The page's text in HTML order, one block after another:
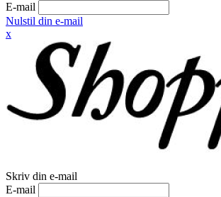
E-mail
Nulstil din e-mail
x
Skriv din e-mail
E-mail